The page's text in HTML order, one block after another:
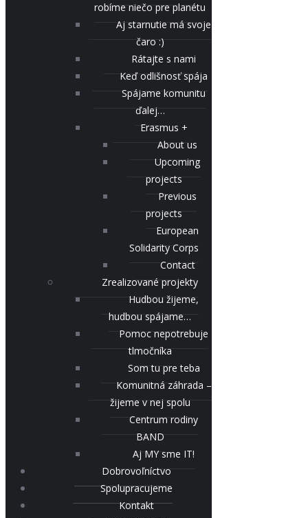
robíme niečo pre planétu
Aj starnutie má svoje
čaro :)
Rátajte s nami
Keď odlišnosť spája
Spájame komunitu
ďalej…
Erasmus +
About us
Upcoming
projects
Previous
projects
European
Solidarity Corps
Contact
Zrealizované projekty
Hudbou žijeme,
hudbou spájame…
Pomoc nepotrebuje
tlmočníka
Som tu pre teba
Komunitná záhrada –
žijeme v nej spolu
Centrum rodiny
BAND
Aj MY sme IT!
Dobrovoľníctvo
Spolupracujeme
Kontakt